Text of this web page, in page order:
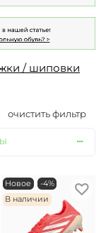
/ шиповки
очистить фильтр
Новое
-4%
В наличии